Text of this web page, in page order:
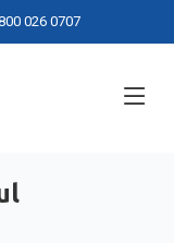
026 0707